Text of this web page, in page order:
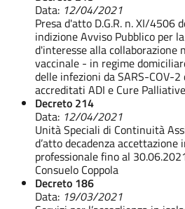
Data: 12/04/2021
Presa d'atto D.G.R. n. XI/4506
indizione Avviso Pubblico per
d'interesse alla collaborazione
vaccinale - in regime
delle infezioni da SARS-COV-
accreditati ADI e Cure
Decreto 214
Data: 12/04/2021
Unità Speciali di Continuità
d’atto decadenza
professionale fino al
Consuelo Coppola
Decreto 186
Data: 19/03/2021